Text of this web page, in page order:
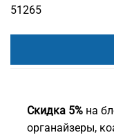
51265
Скидка 5% на
органайзеры,